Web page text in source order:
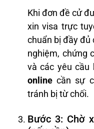
Khi đơn đề cử
xin visa trực
chuẩn bị đầy đủ
nghiệm, chứng
và các yêu cầu
online cần sự
tránh bị từ chối.
Bước 3: Chờ